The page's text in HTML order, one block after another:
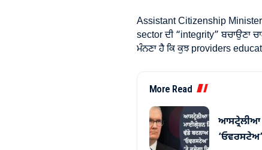
Assistant Citizenship
sector ਦੀ “integrity” ਬਚਾਉਣਾ
ਮੰਨਣਾ ਹੈ ਕਿ ਕੁਝ providers
More Read
ਆਸਟ੍ਰੇਲੀਆ